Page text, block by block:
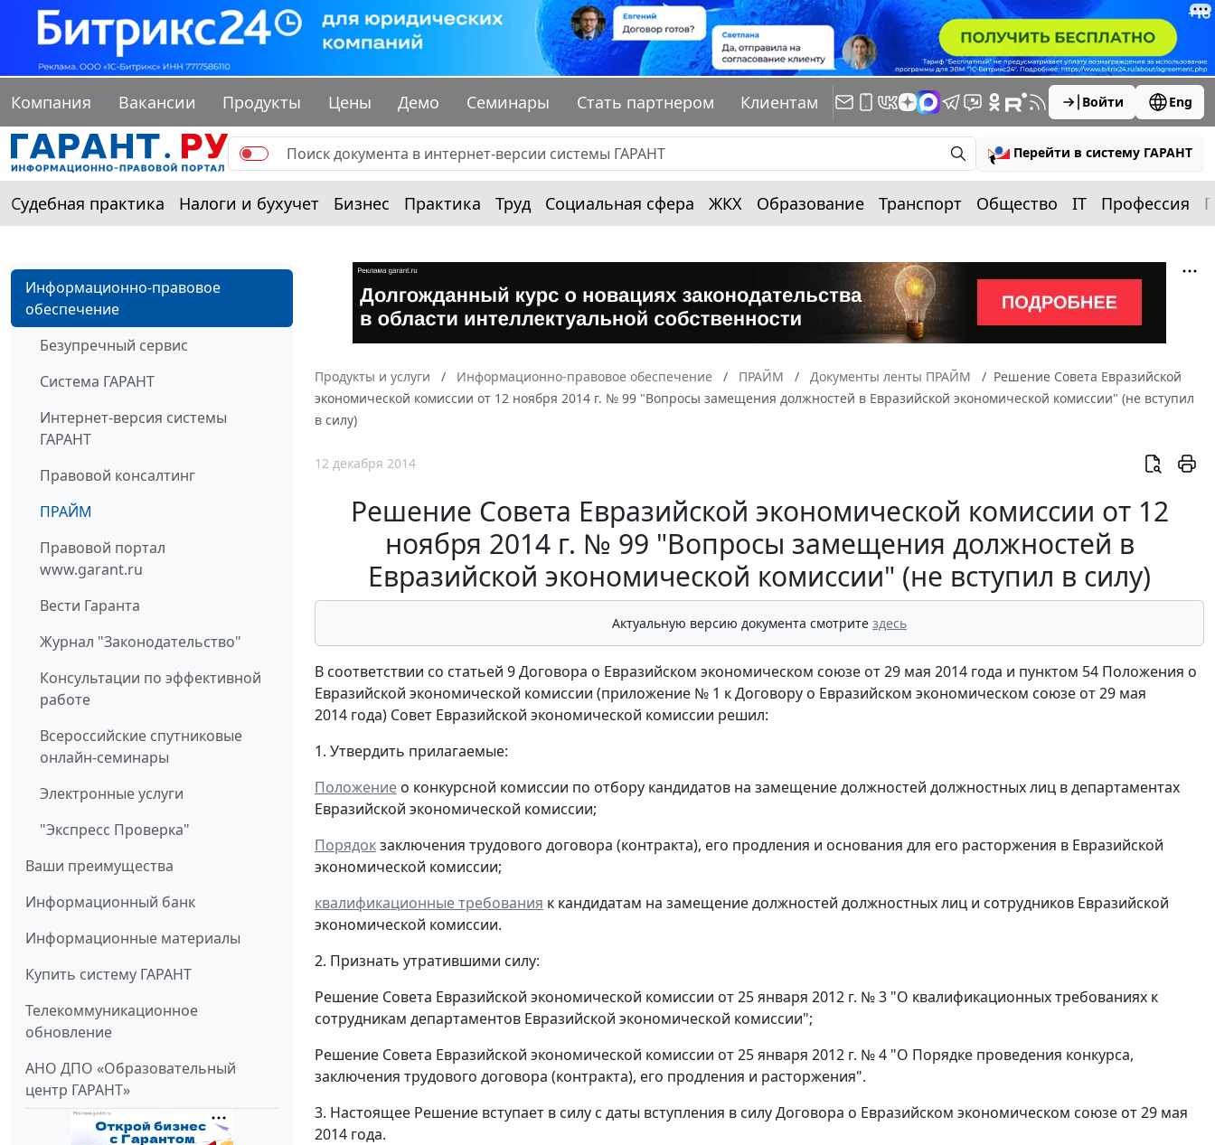
Компания Вакансии Продукты Цены Демо Семинары Стать партнером Клиентам Войти Eng
Перейти в систему ГАРАНТ
Судебная практика Налоги и бухучет Бизнес Практика Труд Социальная сфера ЖКХ Образование Транспорт Общество IT Профессия
Информационно-правовое
обеспечение
Безупречный сервис
Система ГАРАНТ
Интернет-версия системы
ГАРАНТ
Правовой консалтинг
ПРАЙМ
Правовой портал
www.garant.ru
Вести Гаранта
Журнал "Законодательство"
Консультации по эффективной
работе
Всероссийские спутниковые
онлайн-семинары
Электронные услуги
"Экспресс Проверка"
Ваши преимущества
Информационный банк
Информационные материалы
Купить систему ГАРАНТ
Телекоммуникационное
обновление
АНО ДПО «Образовательный
центр ГАРАНТ»
Продукты и услуги Информационно-правовое обеспечение ПРАЙМ Документы ленты ПРАЙМ
Решение Совета Евразийской
экономической комиссии от 12 ноября 2014 г. № 99 "Вопросы замещения должностей в Евразийской экономической комиссии" (не вступил
в силу)
12 декабря 2014
Решение Совета Евразийской экономической комиссии от 12
ноября 2014 г. № 99 "Вопросы замещения должностей в
Евразийской экономической комиссии" (не вступил в силу)
Актуальную версию документа смотрите здесь
В соответствии со статьей 9 Договора о Евразийском экономическом союзе от 29 мая 2014 года и пунктом 54 Положения о
Евразийской экономической комиссии (приложение № 1 к Договору о Евразийском экономическом союзе от 29 мая
2014 года) Совет Евразийской экономической комиссии решил:
1. Утвердить прилагаемые:
Положение о конкурсной комиссии по отбору кандидатов на замещение должностей должностных лиц в департаментах
Евразийской экономической комиссии;
Порядокзаключения трудового договора (контракта), его продления и основания для его расторжения в Евразийской
экономической комиссии;
квалификационные требования к кандидатам на замещение должностей должностных лиц и сотрудников Евразийской
экономической комиссии.
2. Признать утратившими силу:
Решение Совета Евразийской экономической комиссии от 25 января 2012 г. № 3 "О квалификационных требованиях к
сотрудникам департаментов Евразийской экономической комиссии";
Решение Совета Евразийской экономической комиссии от 25 января 2012 г. № 4 "О Порядке проведения конкурса,
заключения трудового договора (контракта), его продления и расторжения".
3. Настоящее Решение вступает в силу с даты вступления в силу Договора о Евразийском экономическом союзе от 29 мая
2014 года.